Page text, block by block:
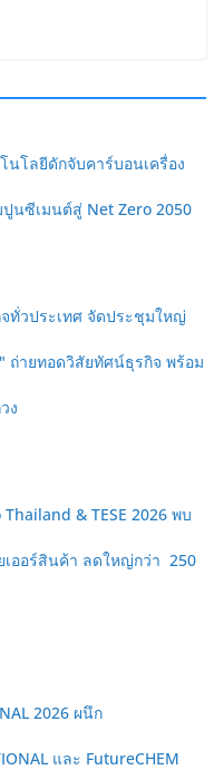
นโลยีดักจับคาร์บอนเครื่อง
นซีเมนต์สู่ Net Zero 2050
ทั่วประเทศ จัดประชุมใหญ่
ถ่ายทอดวิสัยทัศน์ธุรกิจ พร้อม
ง
& TESE 2026 พบ
ออร์สินค้า ลดใหญ่กว่า 250
2026 ผนึก
และ FutureCHEM